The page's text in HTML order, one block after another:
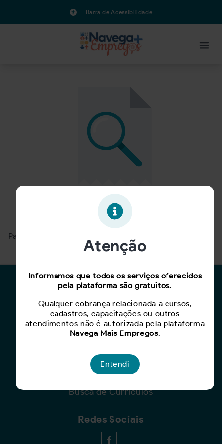
Barra de Acessibilidade
Oportunidade expirada!
Para ver mais, acesse a página
Para Candidatos
Busca de Oportunidades
Cadastro de Currículo
Capacite-se
Para Empresas
Busca de Currículos
Redes Sociais
Atenção
Informamos que todos os serviços oferecidos
pela plataforma são gratuitos.
Qualquer cobrança relacionada a cursos,
cadastros, capacitações ou outros
atendimentos não é autorizada pela plataforma
Navega Mais Empregos.
Entendi